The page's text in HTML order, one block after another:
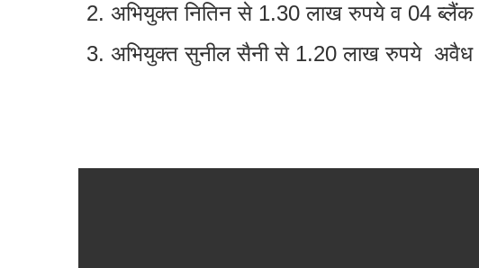
अभियुक्त नितिन से 1.30 लाख रुपये व 04
अभियुक्त सुनील सैनी से 1.20 लाख रुपये अवैध